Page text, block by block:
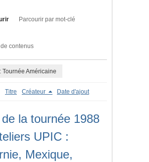
Parcourir par mot-clé
contenus
Tournée Américaine
Titre Créateur Date d'ajout
la tournée 1988
UPIC :
Mexique,